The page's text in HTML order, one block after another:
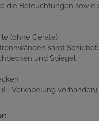
die Beleuchtungen sowie
(ohne Geräte)
samt
und Spiegel
Verkabelung vorhanden)